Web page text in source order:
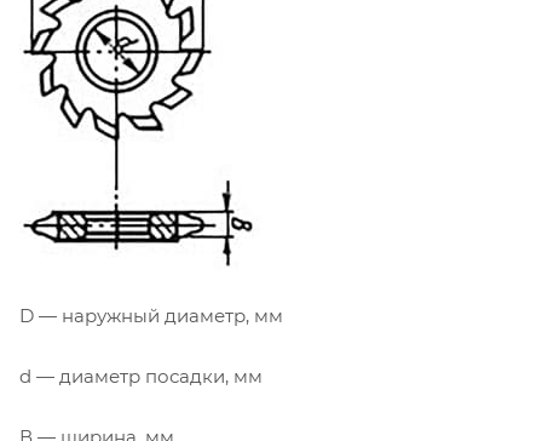
D — наружный диаметр, мм
d — диаметр посадки, мм